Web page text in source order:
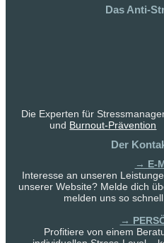
Das Anti-
Die Experten für
und Burnout-Prävention
Der
→ E-
Interesse an unseren
unserer Website? Melde dich
melden uns so
→
Profitiere von einem